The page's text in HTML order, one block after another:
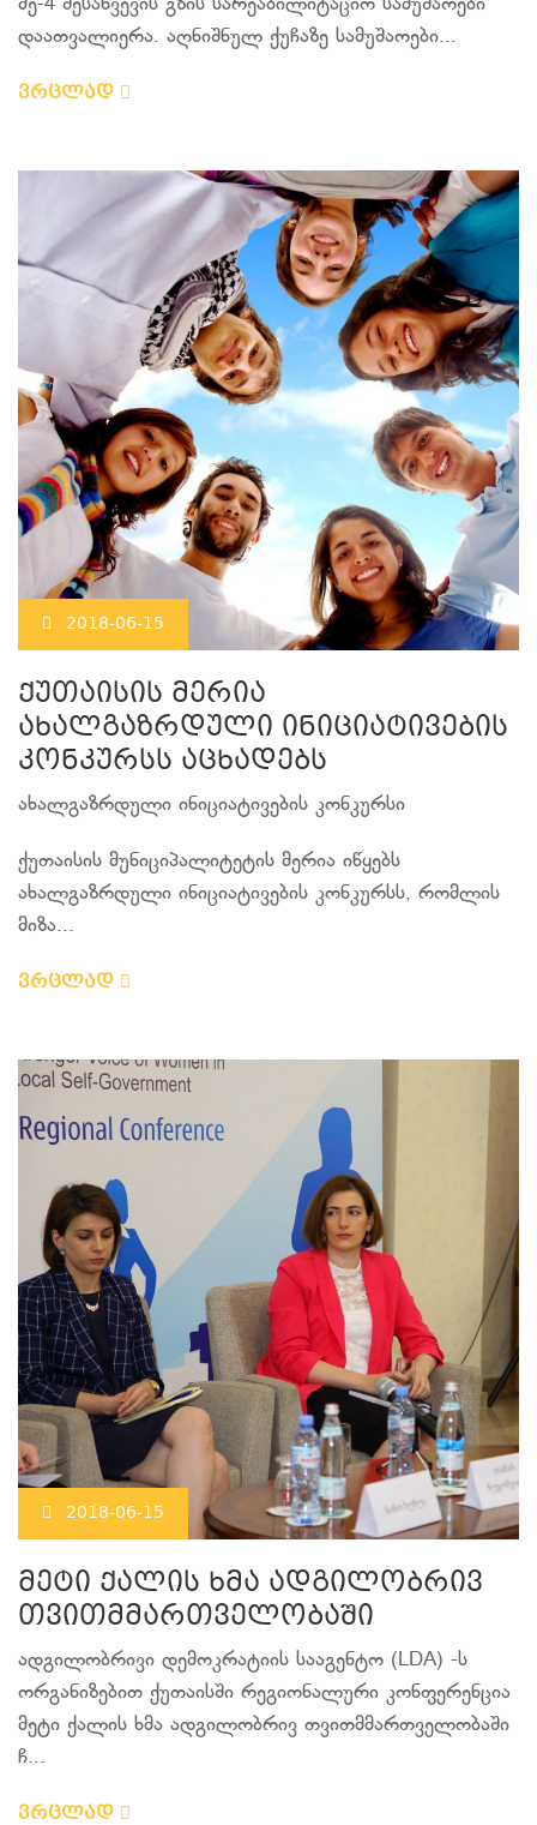
მე-4 შესახვევის გზის სარეაბილიტაციო სამუშაოები
დაათვალიერა. აღნიშნულ ქუჩაზე სამუშაოები...
ვრცლად
2018-06-15
ქუთაისის მერია
ახალგაზრდული ინიციატივების
კონკურსს აცხადებს
ახალგაზრდული ინიციატივების კონკურსი
ქუთაისის მუნიციპალიტეტის მერია იწყებს
ახალგაზრდული ინიციატივების კონკურსს, რომლის
მიზა...
ვრცლად
2018-06-15
მეტი ქალის ხმა ადგილობრივ
თვითმმართველობაში
ადგილობრივი დემოკრატიის სააგენტო (LDA) -ს
ორგანიზებით ქუთაისში რეგიონალური კონფერენცია
მეტი ქალის ხმა ადგილობრივ თვითმმართველობაში
ჩ...
ვრცლად